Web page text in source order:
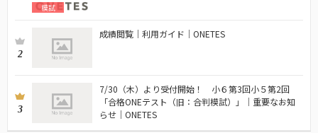
模試
2
成績閲覧｜利用ガイド｜ONETES
3
7/30（木）より受付開始！ 小６第3回小５第2回
「合格ONEテスト（旧：合判模試）」｜重要なお知
らせ｜ONETES